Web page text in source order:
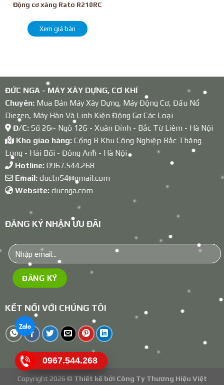
Động cơ xăng Rato R210RC
Xem giá bán
ĐỨC NGA - MÁY XÂY DỰNG, CƠ KHÍ
Chuyên:Mua Bán Máy Xây Dựng, Máy Động Cơ, Đầu Nổ
Diezen, Máy Hàn Và Linh Kiện Động Cơ Các Loại
Đ/C: Số 26 - Ngõ 126 - Xuân Đỉnh - Bắc Từ Liêm - Hà Nội
Kho giao hàng: Cổng B Khu Công Nghiệp Bắc Thăng
Long - Hải Bối - Đông Anh - Hà Nội
Hotline: 0967.544.268
Email: ductn54@gmail.com
Website: ducnga.com
ĐĂNG KÝ NHẬN ƯU ĐÃI
KẾT NỐI VỚI CHÚNG TÔI
Copyright 2026 © Thiết kế bởi Công Ty Thương Hiệu Việt
0967.544.268